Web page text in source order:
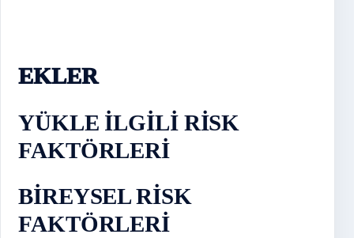
EKLER
YÜKLE İLGİLİ RİSK
FAKTÖRLERİ
BİREYSEL RİSK
FAKTÖRLERİ